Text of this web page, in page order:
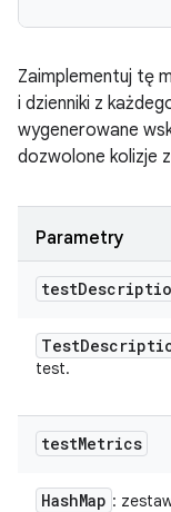
Zaimplementuj tę
i dzienniki z
wygenerowane
dozwolone kolizje
Parametry
test
Test
test.
testMetrics
HashMap :